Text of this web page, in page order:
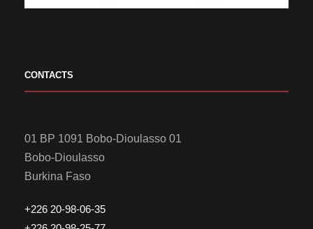
CONTACTS
01 BP 1091 Bobo-Dioulasso 01
Bobo-Dioulasso
Burkina Faso
+226 20-98-06-35